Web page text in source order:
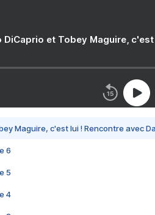
DiCaprio et Tobey Maguire,
Maguire, c'est lui ! Rencontre avec
6
5
4